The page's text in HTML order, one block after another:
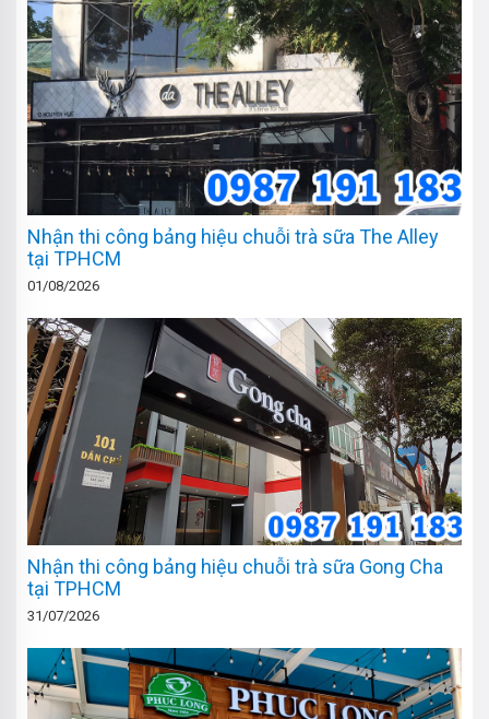
Nhận thi công bảng hiệu chuỗi trà sữa The Alley
tại TPHCM
01/08/2026
Nhận thi công bảng hiệu chuỗi trà sữa Gong Cha
tại TPHCM
31/07/2026